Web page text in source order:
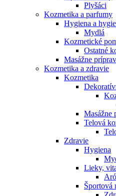
Plyšáci
Kozmetika a parfumy
Hygiena a
Mydlá
Kozmetické
Ostatné
Masážne
Kozmetika a zdravie
Kozmetika
Masážne
Telová
Zdravie
Hygiena
Lieky,
Športová